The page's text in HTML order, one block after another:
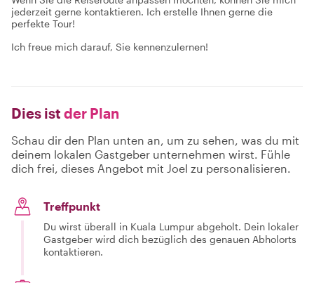
jederzeit gerne kontaktieren. Ich erstelle Ihnen gerne die
perfekte Tour!
Ich freue mich darauf, Sie kennenzulernen!
Dies ist der Plan
Schau dir den Plan unten an, um zu sehen, was du mit
deinem lokalen Gastgeber unternehmen wirst. Fühle
dich frei, dieses Angebot mit Joel zu personalisieren.
Treffpunkt
Du wirst überall in Kuala Lumpur abgeholt. Dein lokaler
Gastgeber wird dich bezüglich des genauen Abholorts
kontaktieren.